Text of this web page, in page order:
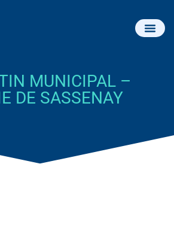
MUNICIPAL –
DE SASSENAY